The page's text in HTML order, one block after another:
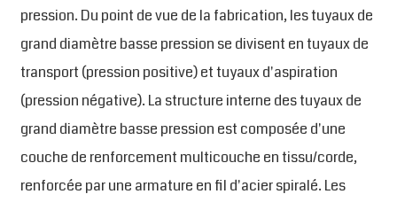
pression. Du point de vue de la fabrication, les tuyaux de
grand diamètre basse pression se divisent en tuyaux de
transport (pression positive) et tuyaux d'aspiration
(pression négative). La structure interne des tuyaux de
grand diamètre basse pression est composée d'une
couche de renforcement multicouche en tissu/corde,
renforcée par une armature en fil d'acier spiralé. Les